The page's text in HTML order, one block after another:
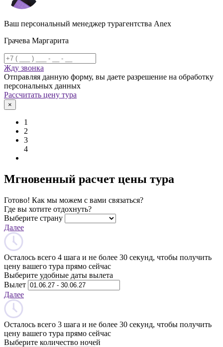
Ваш персональный менеджер турагентства Anex
Грачева Маргарита
Жду звонка
Отправляя данную форму, вы даете разрешение на обработку
персональных данных
Рассчитать цену тура
×
1
2
3
4
Мгновенный расчет цены тура
Готово! Как мы можем с вами связаться?
Где вы хотите отдохнуть?
Выберите страну
Далее
Осталось всего 4 шага и не более 30 секунд, чтобы получить
цену вашего тура прямо сейчас
Выберите удобные даты вылета
Вылет
Далее
Осталось всего 3 шага и не более 30 секунд, чтобы получить
цену вашего тура прямо сейчас
Выберите количество ночей